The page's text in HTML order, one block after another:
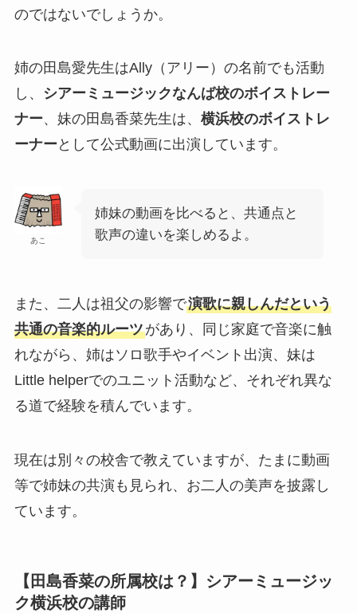
のではないでしょうか。
姉の田島愛先生はAlly（アリー）の名前でも活動
し、
シアーミュージックなんば校のボイストレー
ナー、妹の田島香菜先生は、 横浜校のボイストレ
ーナー として公式動画に出演しています。
あこ
姉妹の動画を比べると、共通点と
歌声の違いを楽しめるよ。
また、二人は祖父の影響で演歌に親しんだという
共通の音楽的ルーツがあり、同じ家庭で音楽に触
れながら、姉はソロ歌手やイベント出演、妹は
Little helperでのユニット活動など、それぞれ異な
る道で経験を積んでいます。
現在は別々の校舎で教えていますが、たまに動画
等で姉妹の共演も見られ、お二人の美声を披露し
ています。
【田島香菜の所属校は？】シアーミュージッ
ク横浜校の講師